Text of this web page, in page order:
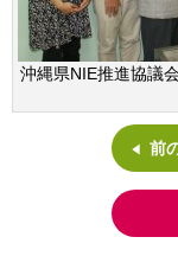
沖縄県NIE推進協議
前